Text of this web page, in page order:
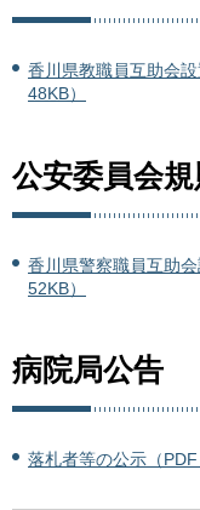
香川県教職員互助会
48KB）
公安委員会規
香川県警察職員互助
52KB）
病院局公告
落札者等の公示（PDF